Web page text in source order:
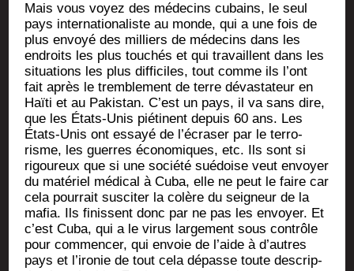
Mais vous voyez des méde­cins cubains, le seul
pays inter­na­tio­na­liste au monde, qui a une fois de
plus envoyé des mil­liers de méde­cins dans les
endroits les plus tou­chés et qui tra­vaillent dans les
situa­tions les plus dif­fi­ciles, tout comme ils l’ont
fait après le trem­ble­ment de terre dévas­ta­teur en
Haï­ti et au Pakis­tan. C’est un pays, il va sans dire,
que les États-Unis pié­tinent depuis 60 ans. Les
États-Unis ont essayé de l’é­cra­ser par le ter­ro­
risme, les guerres éco­no­miques, etc. Ils sont si
rigou­reux que si une socié­té sué­doise veut envoyer
du maté­riel médi­cal à Cuba, elle ne peut le faire car
cela pour­rait sus­ci­ter la colère du sei­gneur de la
mafia. Ils finissent donc par ne pas les envoyer. Et
c’est Cuba, qui a le virus lar­ge­ment sous contrôle
pour com­men­cer, qui envoie de l’aide à d’autres
pays et l’i­ro­nie de tout cela dépasse toute des­crip­